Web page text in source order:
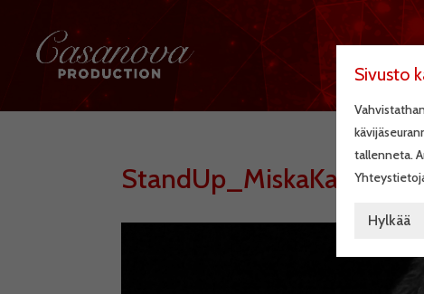
Sivusto
tallenneta.
Hylkää